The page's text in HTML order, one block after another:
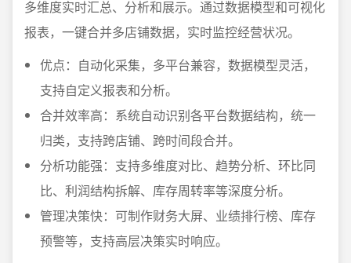
多维度实时汇总、分析和展示。通过数据模型和可视化
报表，一键合并多店铺数据，实时监控经营状况。
优点：自动化采集，多平台兼容，数据模型灵活，
支持自定义报表和分析。
合并效率高：系统自动识别各平台数据结构，统一
归类，支持跨店铺、跨时间段合并。
分析功能强：支持多维度对比、趋势分析、环比同
比、利润结构拆解、库存周转率等深度分析。
管理决策快：可制作财务大屏、业绩排行榜、库存
预警等，支持高层决策实时响应。